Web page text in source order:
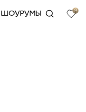
ШОУРУМЫ 0